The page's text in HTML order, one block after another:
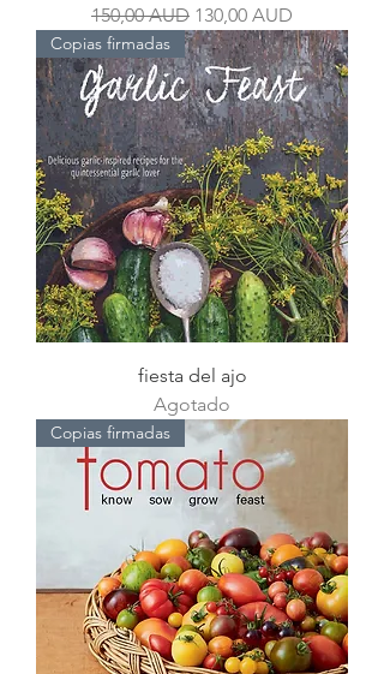
Precio
150,00 AUD Precio de oferta
130,00 AUD
Copias firmadas
fiesta del ajo
Agotado
Copias firmadas